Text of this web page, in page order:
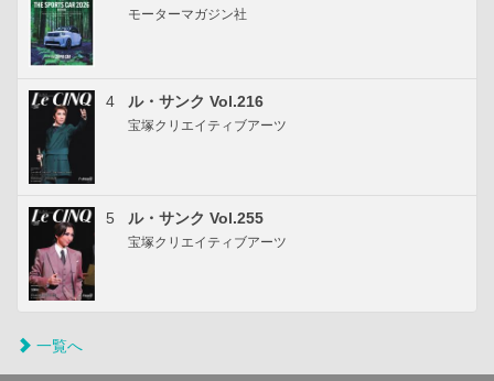
モーターマガジン社
4 ル・サンク Vol.216
宝塚クリエイティブアーツ
5 ル・サンク Vol.255
宝塚クリエイティブアーツ
一覧へ